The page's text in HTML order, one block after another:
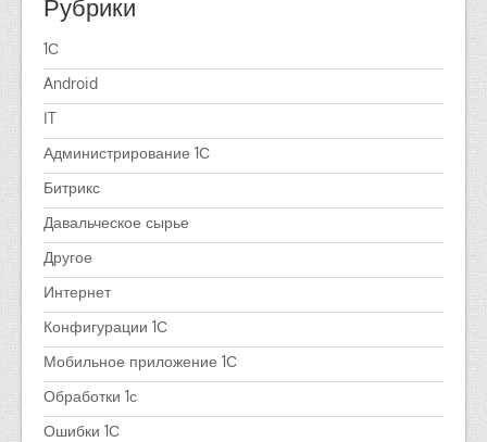
Рубрики
1С
Android
IT
Администрирование 1С
Битрикс
Давальческое сырье
Другое
Интернет
Конфигурации 1С
Мобильное приложение 1С
Обработки 1с
Ошибки 1С